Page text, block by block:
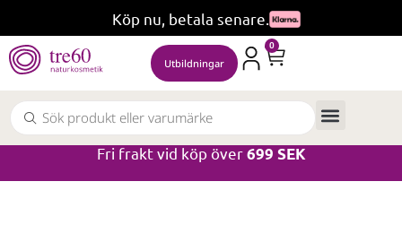
Köp nu, betala senare.
Utbildningar
0
Fri frakt vid köp över699 SEK